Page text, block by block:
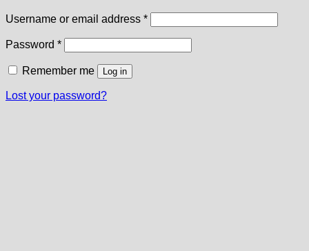
Username or email address *Required
Password *Required
Remember me Log in
Lost your password?